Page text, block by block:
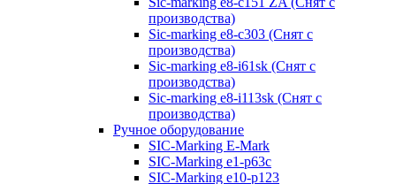
производства)
Sic-marking e8-c303 (Снят с
производства)
Sic-marking e8-i61sk (Снят с
производства)
Sic-marking e8-i113sk (Снят с
производства)
Ручное оборудование
SIC-Marking E-Mark
SIC-Marking e1-p63с
SIC-Marking e10-p123